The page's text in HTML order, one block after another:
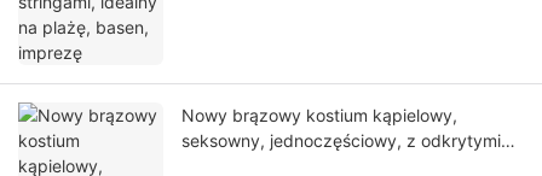
Nowy brązowy kostium kąpielowy,
seksowny, jednoczęściowy, z odkrytymi